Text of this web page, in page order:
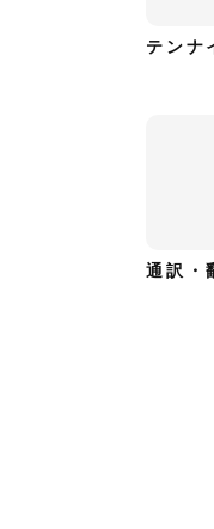
テンナ
通訳・